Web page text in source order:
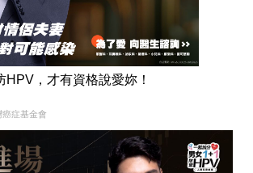
，才有資格說愛妳！
癌症基金會